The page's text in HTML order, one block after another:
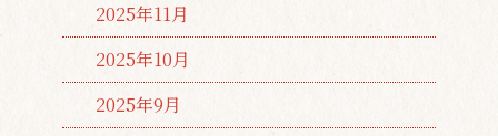
2025年11月
2025年10月
2025年9月